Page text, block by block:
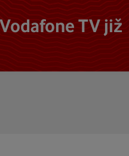
TV již